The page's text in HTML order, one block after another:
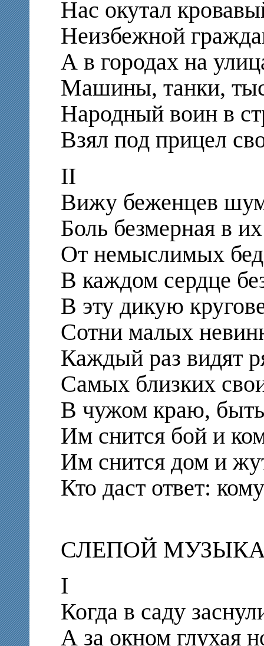
Нас окутал
Неизбежной
А в городах на
Машины, танки,
Народный воин в
Взял под прицел
II
Вижу беженцев
Боль безмерная в
От немыслимых
В каждом сердце
В эту дикую
Сотни малых
Каждый раз видят
Самых близких
В чужом краю,
Им снится бой и
Им снится дом и
Кто даст ответ:
СЛЕПОЙ
I
Когда в саду
А за окном глухая